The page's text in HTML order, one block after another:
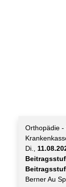
Orthopädie -
Di.,
Berner Au